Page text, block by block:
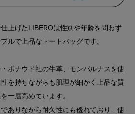
上げたLIBEROは性別や年齢を問わず
ルで上品なトートバッグです。
ボナウド社の牛革、モンパルナスを使
を持ちながらも肌理が細かく上品な質
一層高めています。
ありながら耐久性にも優れており、使